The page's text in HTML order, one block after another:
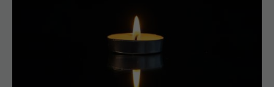
Doliu în medicina românească. A murit dr.